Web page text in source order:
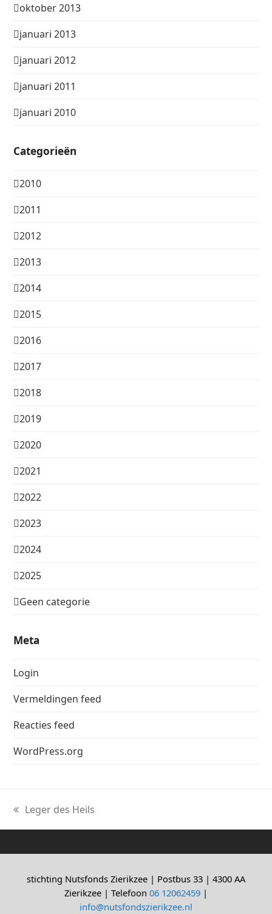
oktober 2013
januari 2013
januari 2012
januari 2011
januari 2010
Categorieën
2010
2011
2012
2013
2014
2015
2016
2017
2018
2019
2020
2021
2022
2023
2024
2025
Geen categorie
Meta
Login
Vermeldingen feed
Reacties feed
WordPress.org
previous
post:
Leger des Heils
stichting Nutsfonds Zierikzee | Postbus 33 | 4300 AA
Zierikzee | Telefoon 06 12062459 |
info@nutsfondszierikzee.nl